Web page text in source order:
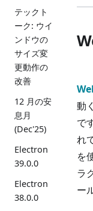
テックト
ーク: ウイ
ンドウの
サイズ変
更動作の
改善
12 月の安
息月
(Dec'25)
Electron
39.0.0
Electron
38.0.0
動
で
れ
を
ラ
ー